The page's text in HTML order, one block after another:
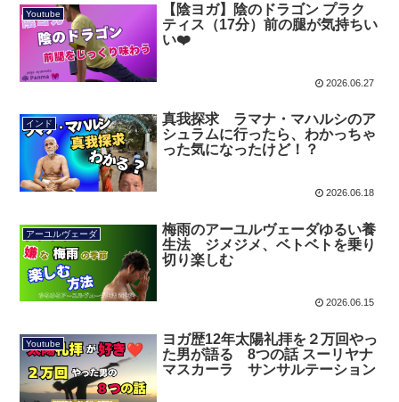
Youtube
【陰ヨガ】陰のドラゴン プラク
ティス（17分）前の腿が気持ちい
い❤️
2026.06.27
インド
真我探求 ラマナ・マハルシのア
シュラムに行ったら、わかっちゃ
った気になったけど！？
2026.06.18
アーユルヴェーダ
梅雨のアーユルヴェーダゆるい養
生法 ジメジメ、ベトベトを乗り
切り楽しむ
2026.06.15
Youtube
ヨガ歴12年太陽礼拝を２万回やっ
た男が語る 8つの話 スーリヤナ
マスカーラ サンサルテーション